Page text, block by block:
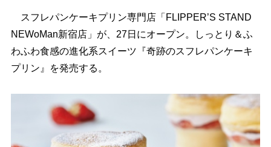
スフレパンケーキプリン専門店「FLIPPER’S STAND
NEWoMan新宿店」が、27日にオープン。しっとり＆ふ
わふわ食感の進化系スイーツ『奇跡のスフレパンケーキ
プリン』を発売する。